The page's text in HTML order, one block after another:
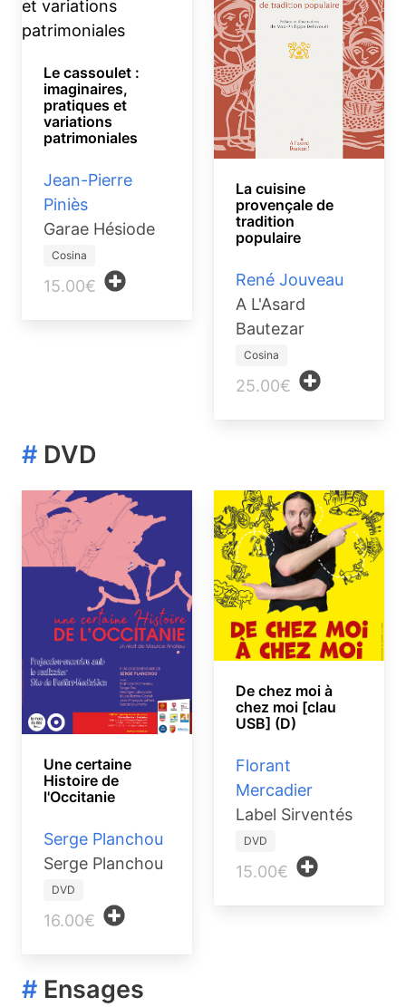
Le cassoulet :
imaginaires,
pratiques et
variations
patrimoniales
Jean-Pierre
Piniès
Garae Hésiode
Cosina
15.00€
La cuisine
provençale de
tradition
populaire
René Jouveau
A L'Asard
Bautezar
Cosina
25.00€
# DVD
Une certaine
Histoire de
l'Occitanie
Serge Planchou
Serge Planchou
DVD
16.00€
De chez moi à
chez moi [clau
USB] (D)
Florant
Mercadier
Label Sirventés
DVD
15.00€
# Ensages